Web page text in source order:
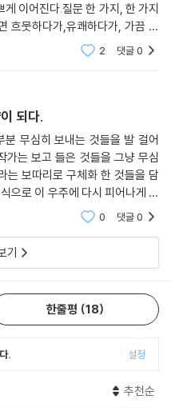
였을까?
누구일까?
가 납부했을까?
?
일까?
후원하지 않았을까?
?
피를 좋아했을까?
을 느꼈을까?
득찼을까?
들어있을까?
았을까?
물이 앉아있을까?
고 했을까?
또 다른 질문으로 연결할 수 있게
질문을 할 수 있기 때문이다.
이어진다.질문 한 가지, 한 가지
흐뭇하다가,유쾌하다가, 가끔 지
꼭 필요한 지식과 교양을 얻어,
2 댓글0
되다.
무심히 보내는 것들을 발 걸어
가는 보고 들은 것들을 그냥 무심
는 보따리로 구체화 한 것들을 담
으로 이 우주에 다시 피어나게 되
본 도서로 탄생시킨 작품이다.
0 댓글0
기
한줄평 18
. 설정
추천순